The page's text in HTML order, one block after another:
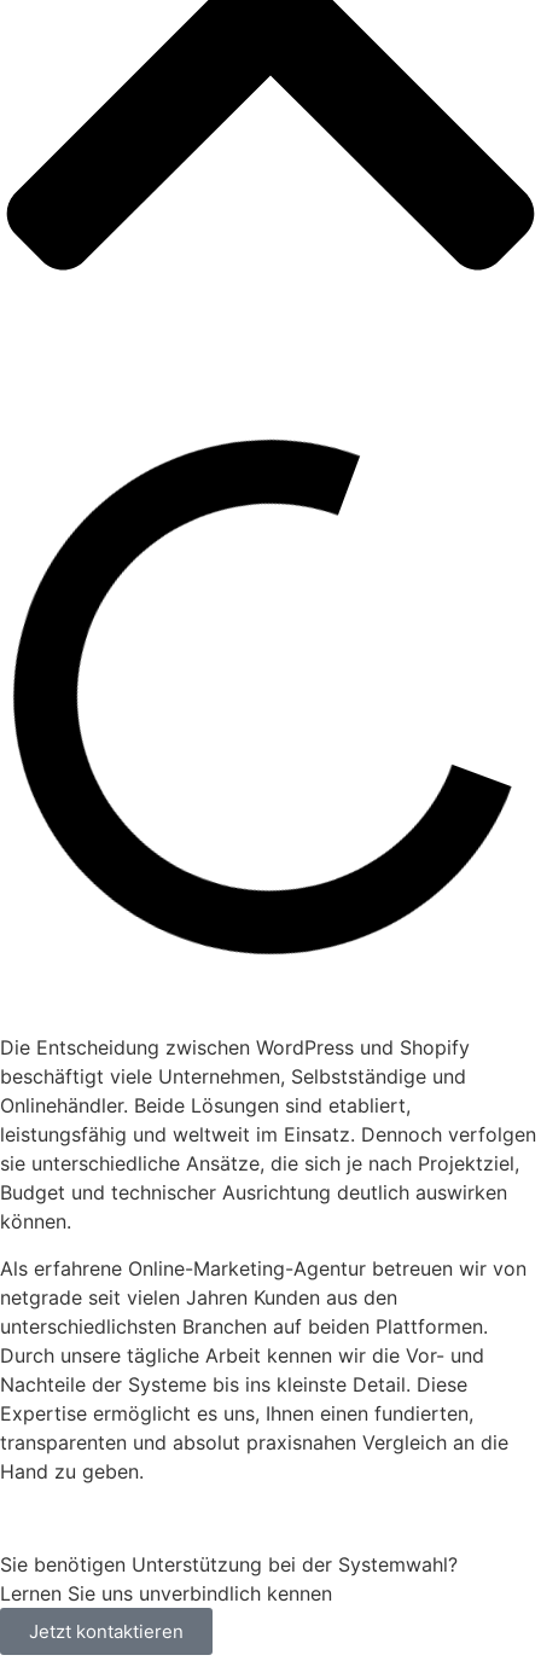
Die Entscheidung zwischen WordPress und Shopify
beschäftigt viele Unternehmen, Selbstständige und
Onlinehändler. Beide Lösungen sind etabliert,
leistungsfähig und weltweit im Einsatz. Dennoch verfolgen
sie unterschiedliche Ansätze, die sich je nach Projektziel,
Budget und technischer Ausrichtung deutlich auswirken
können.
Als erfahrene Online-Marketing-Agentur betreuen wir von
netgrade seit vielen Jahren Kunden aus den
unterschiedlichsten Branchen auf beiden Plattformen.
Durch unsere tägliche Arbeit kennen wir die Vor- und
Nachteile der Systeme bis ins kleinste Detail. Diese
Expertise ermöglicht es uns, Ihnen einen fundierten,
transparenten und absolut praxisnahen Vergleich an die
Hand zu geben.
Sie benötigen Unterstützung bei der Systemwahl?
Lernen Sie uns unverbindlich kennen
Jetzt kontaktieren